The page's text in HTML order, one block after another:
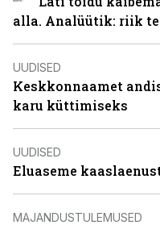
alla. Analüütik: riik
UUDISED
Keskkonnaamet
karu küttimiseks
UUDISED
Eluaseme
MAJANDUSTULEMUSED